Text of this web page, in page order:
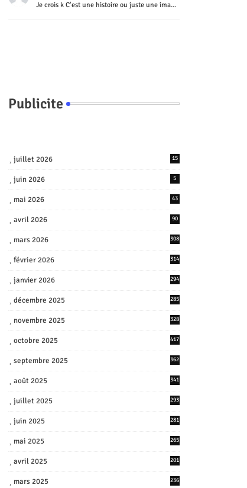
Je crois k C'est une histoire ou juste une ima...
Publicite
juillet 2026 15
juin 2026 5
mai 2026 43
avril 2026 90
mars 2026 308
février 2026 314
janvier 2026 294
décembre 2025 285
novembre 2025 328
octobre 2025 417
septembre 2025 362
août 2025 341
juillet 2025 293
juin 2025 281
mai 2025 265
avril 2025 201
mars 2025 236